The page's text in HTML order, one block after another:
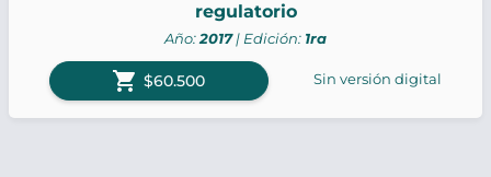
regulatorio
Año:2017| Edición: 1ra
shopping_cart $60.500 Sin versión digital